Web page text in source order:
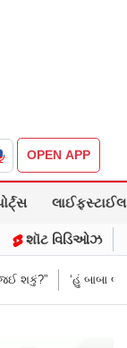
OPEN APP
લાઈફસ્ટાઈલ
શૉટ વિડિઓઝ
IIT દિલ્હીમાં